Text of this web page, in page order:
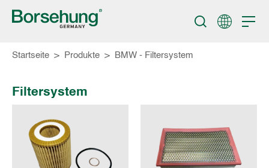
Startseite > Produkte > BMW - Filtersystem
Filtersystem